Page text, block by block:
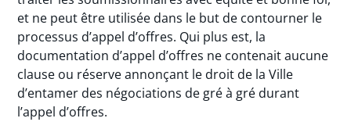
et ne peut être utilisée dans le but de contourner le
processus d’appel d’offres. Qui plus est, la
documentation d’appel d’offres ne contenait aucune
clause ou réserve annonçant le droit de la Ville
d’entamer des négociations de gré à gré durant
l’appel d’offres.